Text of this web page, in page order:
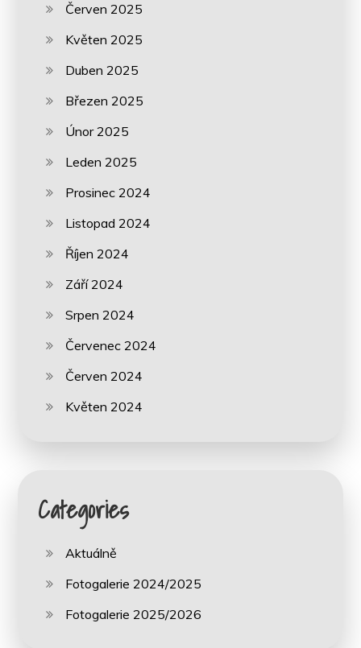
Červen 2025
Květen 2025
Duben 2025
Březen 2025
Únor 2025
Leden 2025
Prosinec 2024
Listopad 2024
Říjen 2024
Září 2024
Srpen 2024
Červenec 2024
Červen 2024
Květen 2024
Categories
Aktuálně
Fotogalerie 2024/2025
Fotogalerie 2025/2026